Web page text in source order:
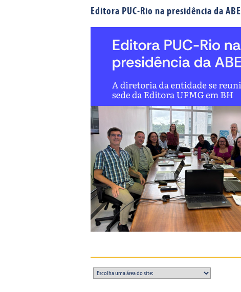
Editora PUC-Rio na presidência da